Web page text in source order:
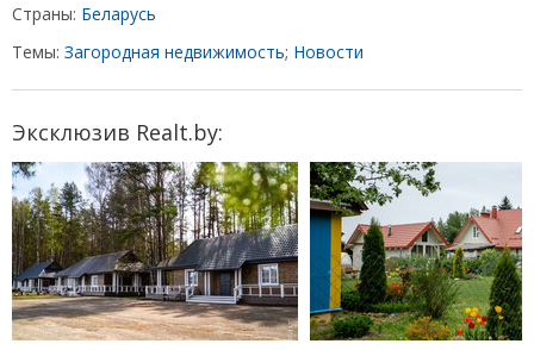
Страны: Беларусь
Темы: Загородная недвижимость; Новости
Эксклюзив Realt.by: